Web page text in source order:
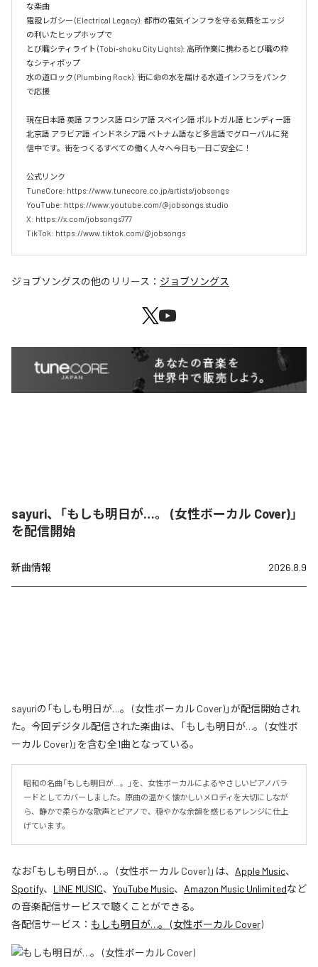
な楽曲
電設レガシー (Electrical Legacy): 都市の電気インフラを守る気概をエッジ
の利いたヒップホップで
とび職シティライト (Tobi-shoku City Lights): 高所作業に携わるとび職の粋
なシティポップ
水の道ロック (Plumbing Rock): 街に命の水を届ける水道インフラをパンク
で応援
現在日本語 英語 フランス語 ロシア語 スペイン語 ポルトガル語 ヒンディー語
北京語 アラビア語 インドネシア語 ベトナム語など多言語でグローバルに発
信中です。街をつくるすべての働く人々へ今日も一日ご安全に！
公式リンク
TuneCore: https://www.tunecore.co.jp/artists/jobsongs
YouTube: https://www.youtube.com/@jobsongs.studio
X: https://x.com/jobsongs777
TikTok: https://www.tiktok.com/@jobsongs
ジョブソングスの他のリリース： ジョブソングス
sayuri、「もしも明日が…。 (女性ボーカル Cover)」
を配信開始
新曲情報 2026.8.9
sayuriの「もしも明日が…。 (女性ボーカル Cover)」が配信開始され
た。今回デジタル配信された楽曲は、「もしも明日が…。 (女性ボ
ーカル Cover)」を含む全1曲となっている。
昭和の名曲「もしも明日が…。」を、女性ボーカルによるやさしいピアノバラ
ードとしてカバーしました。原曲の温かく懐かしいメロディを大切にしなが
ら、静かで柔らかな歌声とピアノで、穏やかな余韻を感じるアレンジに仕上
げています。
なお「もしも明日が…。 (女性ボーカル Cover)」は、 Apple Music、
Spotify、 LINE MUSIC、 YouTube Music、 Amazon Music Unlimitedなど
の音楽配信サービスで聴くことができる。
各配信サービス： もしも明日が…。 (女性ボーカル Cover)